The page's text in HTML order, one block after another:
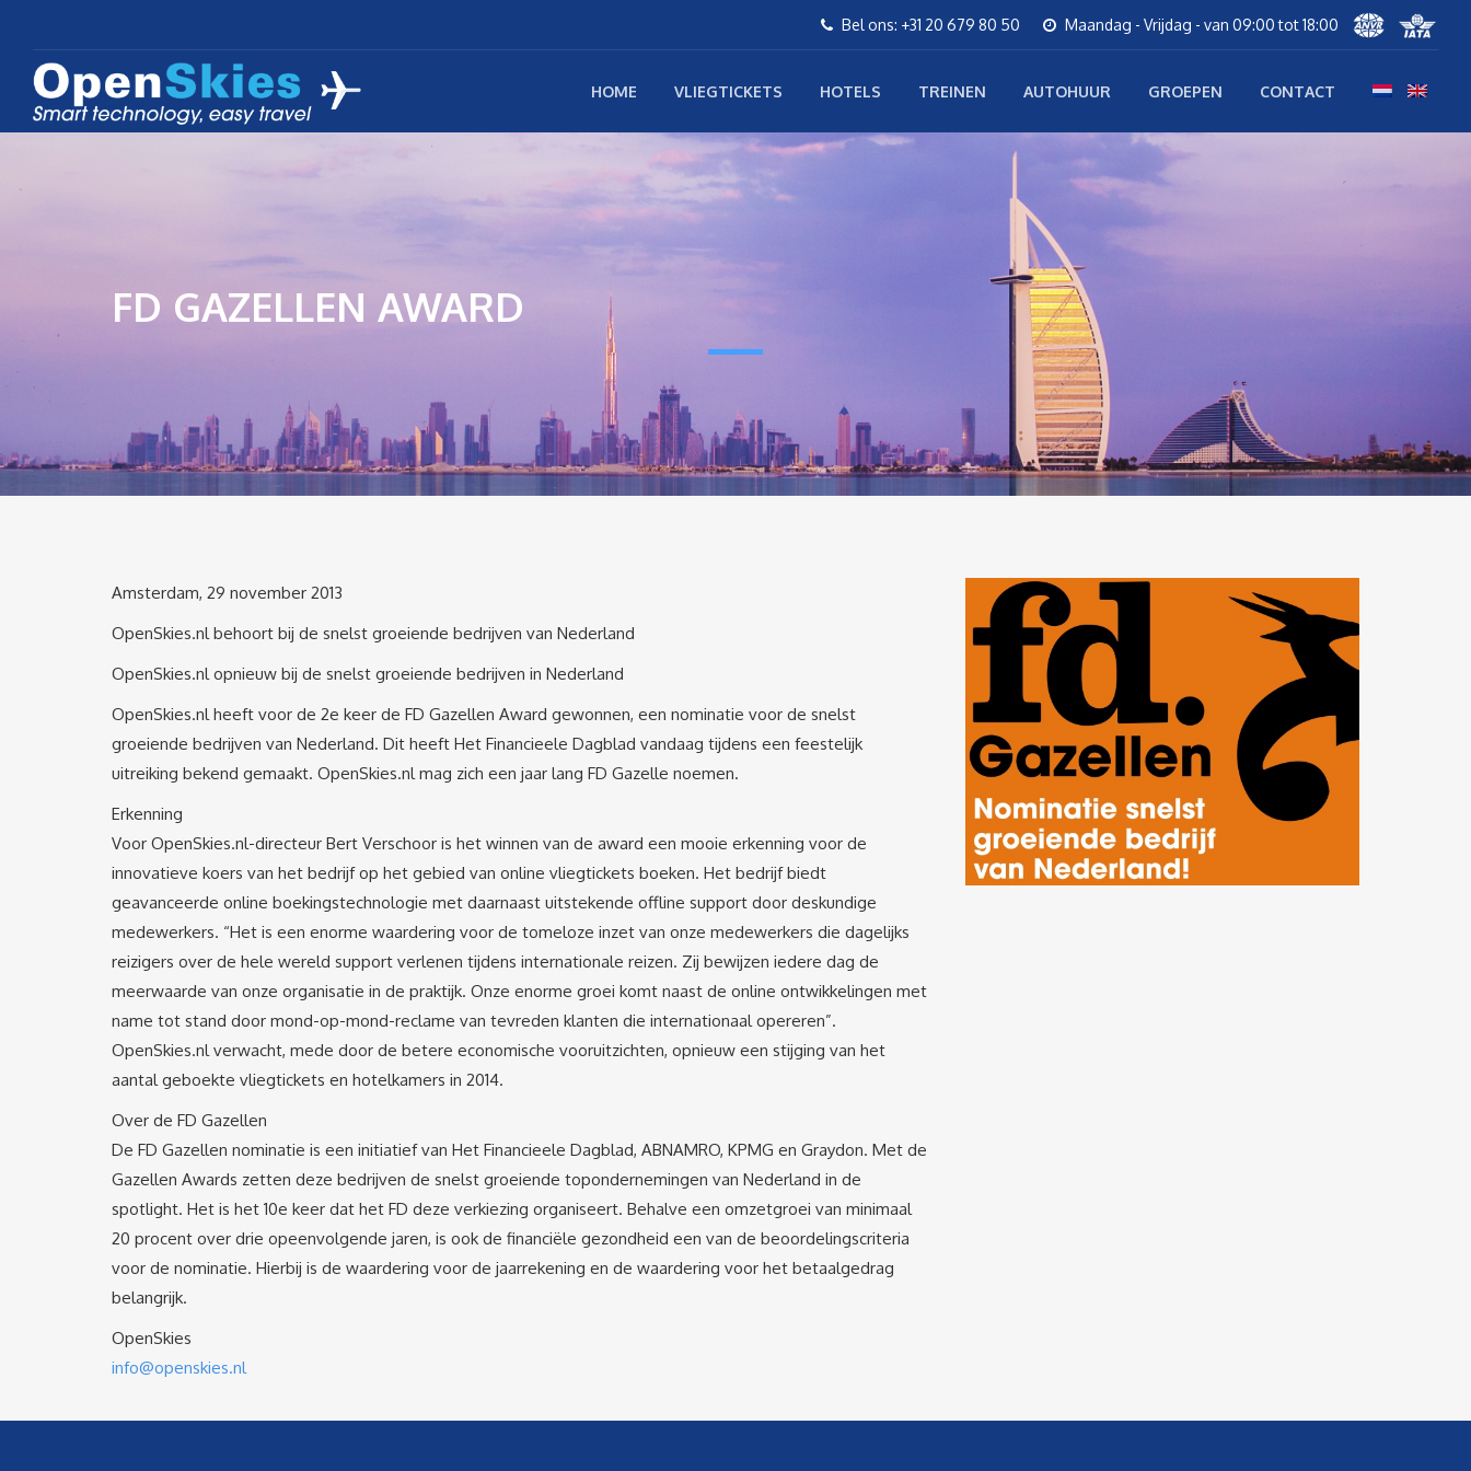
Bel ons: +31 20 679 80 50 Maandag - Vrijdag - van 09:00 tot 18:00
HOME VLIEGTICKETS HOTELS TREINEN AUTOHUUR GROEPEN CONTACT
FD GAZELLEN AWARD
Amsterdam, 29 november 2013
OpenSkies.nl behoort bij de snelst groeiende bedrijven van Nederland
OpenSkies.nl opnieuw bij de snelst groeiende bedrijven in Nederland
OpenSkies.nl heeft voor de 2e keer de FD Gazellen Award gewonnen, een nominatie voor de snelst
groeiende bedrijven van Nederland. Dit heeft Het Financieele Dagblad vandaag tijdens een feestelijk
uitreiking bekend gemaakt. OpenSkies.nl mag zich een jaar lang FD Gazelle noemen.
Erkenning
Voor OpenSkies.nl-directeur Bert Verschoor is het winnen van de award een mooie erkenning voor de
innovatieve koers van het bedrijf op het gebied van online vliegtickets boeken. Het bedrijf biedt
geavanceerde online boekingstechnologie met daarnaast uitstekende offline support door deskundige
medewerkers. “Het is een enorme waardering voor de tomeloze inzet van onze medewerkers die dagelijks
reizigers over de hele wereld support verlenen tijdens internationale reizen. Zij bewijzen iedere dag de
meerwaarde van onze organisatie in de praktijk. Onze enorme groei komt naast de online ontwikkelingen met
name tot stand door mond-op-mond-reclame van tevreden klanten die internationaal opereren”.
OpenSkies.nl verwacht, mede door de betere economische vooruitzichten, opnieuw een stijging van het
aantal geboekte vliegtickets en hotelkamers in 2014.
Over de FD Gazellen
De FD Gazellen nominatie is een initiatief van Het Financieele Dagblad, ABNAMRO, KPMG en Graydon. Met de
Gazellen Awards zetten deze bedrijven de snelst groeiende topondernemingen van Nederland in de
spotlight. Het is het 10e keer dat het FD deze verkiezing organiseert. Behalve een omzetgroei van minimaal
20 procent over drie opeenvolgende jaren, is ook de financiële gezondheid een van de beoordelingscriteria
voor de nominatie. Hierbij is de waardering voor de jaarrekening en de waardering voor het betaalgedrag
belangrijk.
OpenSkies
info@openskies.nl